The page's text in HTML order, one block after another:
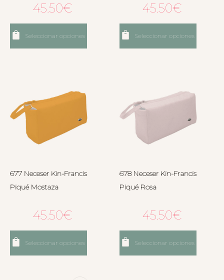
45.50€
Seleccionar opciones
45.50€
Seleccionar opciones
677 Neceser Kin-Francis
Piqué Mostaza
45.50€
Seleccionar opciones
678 Neceser Kin-Francis
Piqué Rosa
45.50€
Seleccionar opciones